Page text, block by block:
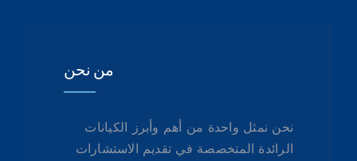
من نحن
نحن نمثل واحدة من أهم وأبرز الكيانات
الرائدة المتخصصة في تقديم الاستشارات